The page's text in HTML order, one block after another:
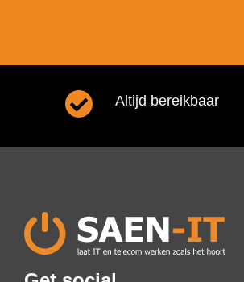
Altijd bereikbaar